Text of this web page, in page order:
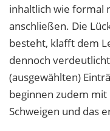
inhaltlich wie formal
anschließen. Die
besteht, klafft dem
dennoch
(ausgewählten)
beginnen zudem
Schweigen und das